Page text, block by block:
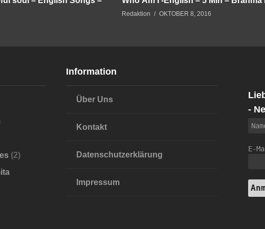
Redaktion OKTOBER 8, 2016
(2)
Information
Über Uns
Kontakt
Datenschutzerklärung
Impressum
-
E-